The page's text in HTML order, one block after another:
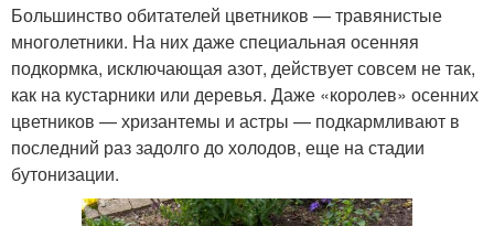
Большинство обитателей цветников — травянистые
многолетники. На них даже специальная осенняя
подкормка, исключающая азот, действует совсем не так,
как на кустарники или деревья. Даже «королев» осенних
цветников — хризантемы и астры — подкармливают в
последний раз задолго до холодов, еще на стадии
бутонизации.